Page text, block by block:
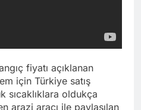
fiyatı açıklanan
için Türkiye satış
sıcaklıklara oldukça
arazi aracı ile paylaşılan